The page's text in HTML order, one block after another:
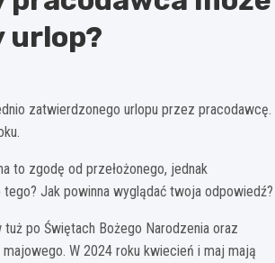
urlop?
zatwierdzonego urlopu przez pracodawcę.
to zgodę od przełożonego, jednak
Jak powinna wyglądać twoja odpowiedź?
po Świętach Bożego Narodzenia oraz
W 2024 roku kwiecień i maj mają